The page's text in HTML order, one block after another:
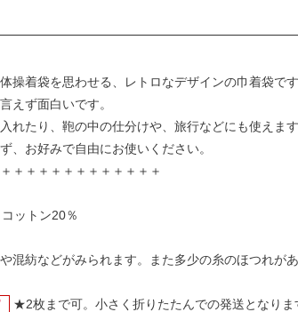
操着袋を思わせる、レトロなデザインの巾着袋です
えず面白いです。
れたり、鞄の中の仕分けや、旅行などにも使えます
、お好みで自由にお使いください。
＋＋＋＋＋＋＋＋＋＋＋＋
ットン20％
混紡などがみられます。また多少の糸のほつれが
★2枚まで可。小さく折りたたんでの発送となりま